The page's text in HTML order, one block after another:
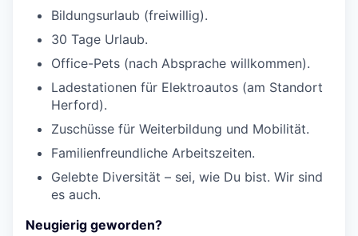
Bildungsurlaub (freiwillig).
30 Tage Urlaub.
Office-Pets (nach Absprache willkommen).
Ladestationen für Elektroautos (am Standort
Herford).
Zuschüsse für Weiterbildung und Mobilität.
Familienfreundliche Arbeitszeiten.
Gelebte Diversität – sei, wie Du bist. Wir sind
es auch.
Neugierig geworden?